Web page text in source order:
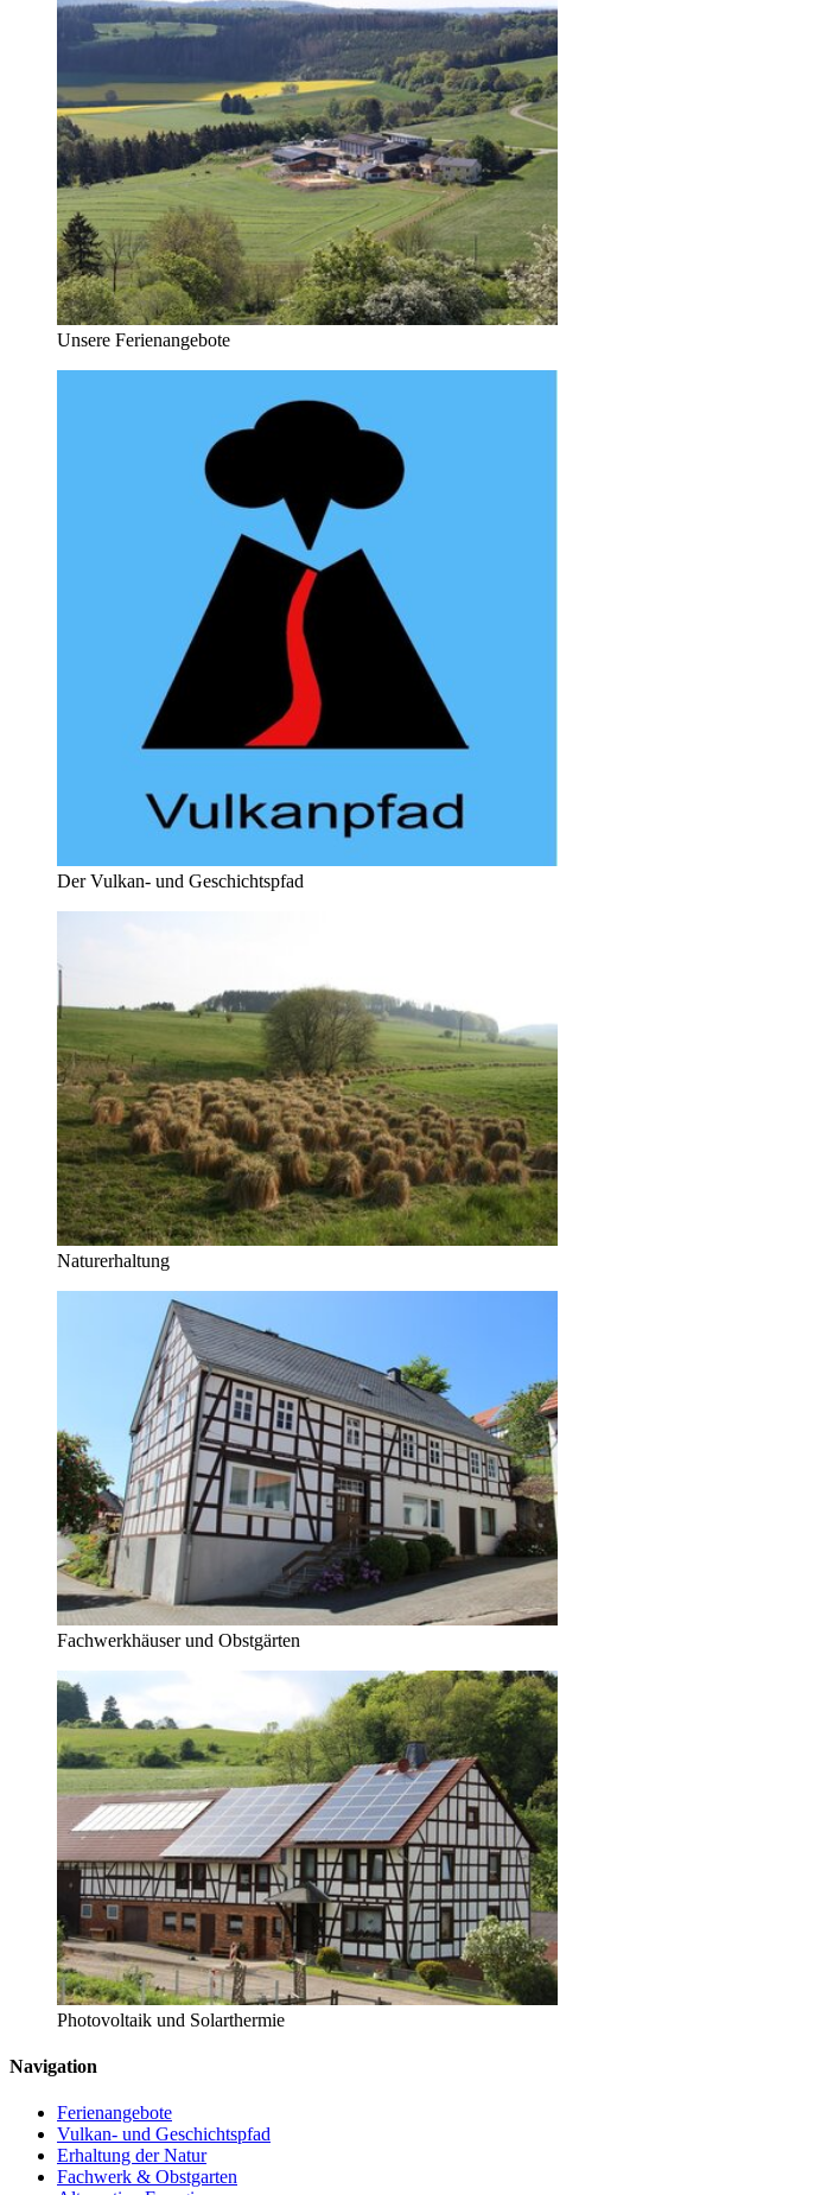
Unsere Ferienangebote
Der Vulkan- und Geschichtspfad
Naturerhaltung
Fachwerkhäuser und Obstgärten
Photovoltaik und Solarthermie
Navigation
Ferienangebote
Vulkan- und Geschichtspfad
Erhaltung der Natur
Fachwerk & Obstgarten